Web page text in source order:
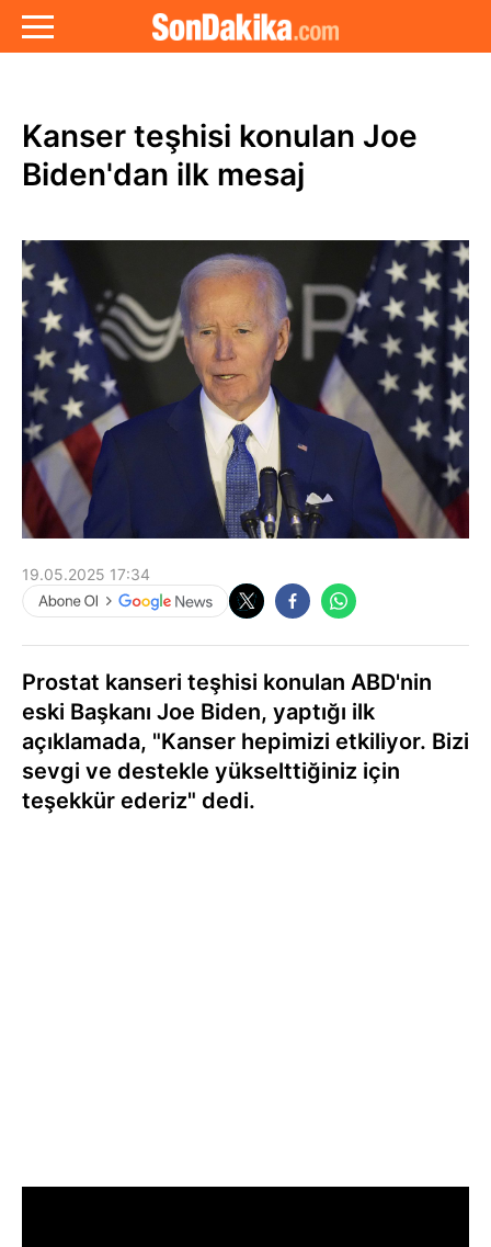
Kanser teşhisi konulan Joe
Biden'dan ilk mesaj
19.05.2025 17:34
Prostat kanseri teşhisi konulan ABD'nin
eski Başkanı Joe Biden, yaptığı ilk
açıklamada, "Kanser hepimizi etkiliyor. Bizi
sevgi ve destekle yükselttiğiniz için
teşekkür ederiz" dedi.